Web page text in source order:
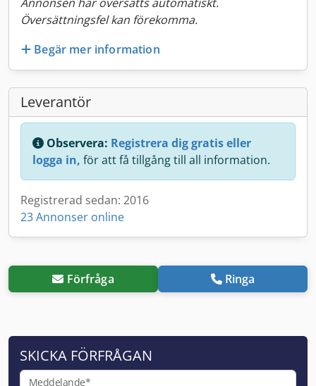
Översättningsfel kan förekomma.
Begär mer information
Leverantör
Observera: Registrera dig gratis eller
logga in, för att få tillgång till all information.
Registrerad sedan: 2016
23 Annonser online
Förfråga Ringa
SKICKA FÖRFRÅGAN
Meddelande*